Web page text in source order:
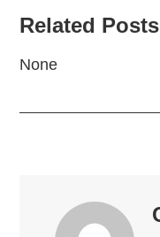
Related Posts
None